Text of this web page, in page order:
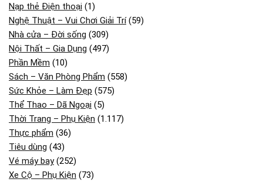
Nạp thẻ Điện thoại (1)
Nghệ Thuật – Vui Chơi Giải Trí(59)
Nhà cửa – Đời sống (309)
Nội Thất – Gia Dụng (497)
Phần Mềm (10)
Sách – Văn Phòng Phẩm (558)
Sức Khỏe – Làm Đẹp (575)
Thể Thao – Dã Ngoại (5)
Thời Trang – Phụ Kiện (1.117)
Thực phẩm (36)
Tiêu dùng (43)
Vé máy bay(252)
Xe Cộ – Phụ Kiện (73)